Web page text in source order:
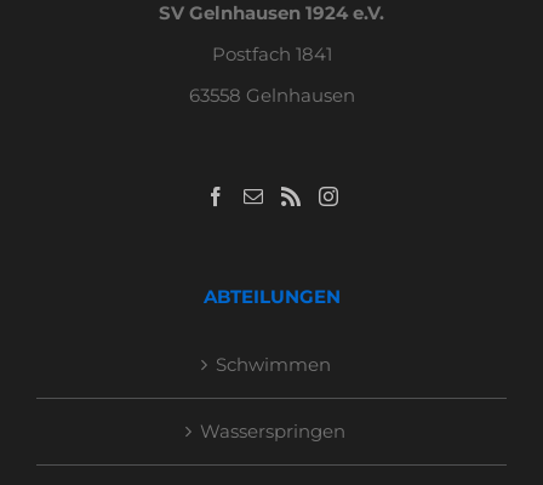
SV Gelnhausen 1924 e.V.
Postfach 1841
63558 Gelnhausen
ABTEILUNGEN
Schwimmen
Wasserspringen